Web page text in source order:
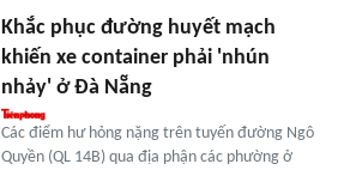
Khắc phục đường huyết mạch
khiến xe container phải 'nhún
nhảy' ở Đà Nẵng
Các điểm hư hỏng nặng trên tuyến đường Ngô
Quyền (QL 14B) qua địa phận các phường ở